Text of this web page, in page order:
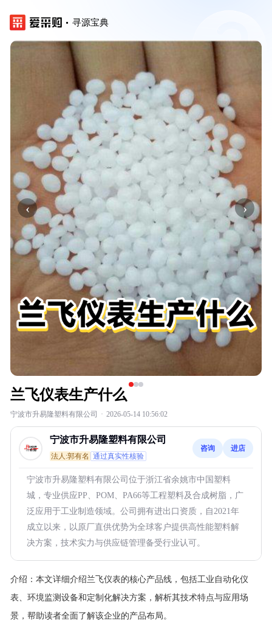
寻源宝典
‹ ›
兰飞仪表生产什么
宁波市升易隆塑料有限公司 · 2026-05-14 10:56:02
宁波市升易隆塑料有限公司
法人:郭有名 通过真实性核验
咨询 进店
宁波市升易隆塑料有限公司位于浙江省余姚市中国塑料
城，专业供应PP、POM、PA66等工程塑料及合成树脂，广
泛应用于工业制造领域。公司拥有进出口资质，自2021年
成立以来，以原厂直供优势为全球客户提供高性能塑料解
决方案，技术实力与供应链管理备受行业认可。
介绍： 本文详细介绍兰飞仪表的核心产品线，包括工业自动化仪
表、环境监测设备和定制化解决方案，解析其技术特点与应用场
景，帮助读者全面了解该企业的产品布局。